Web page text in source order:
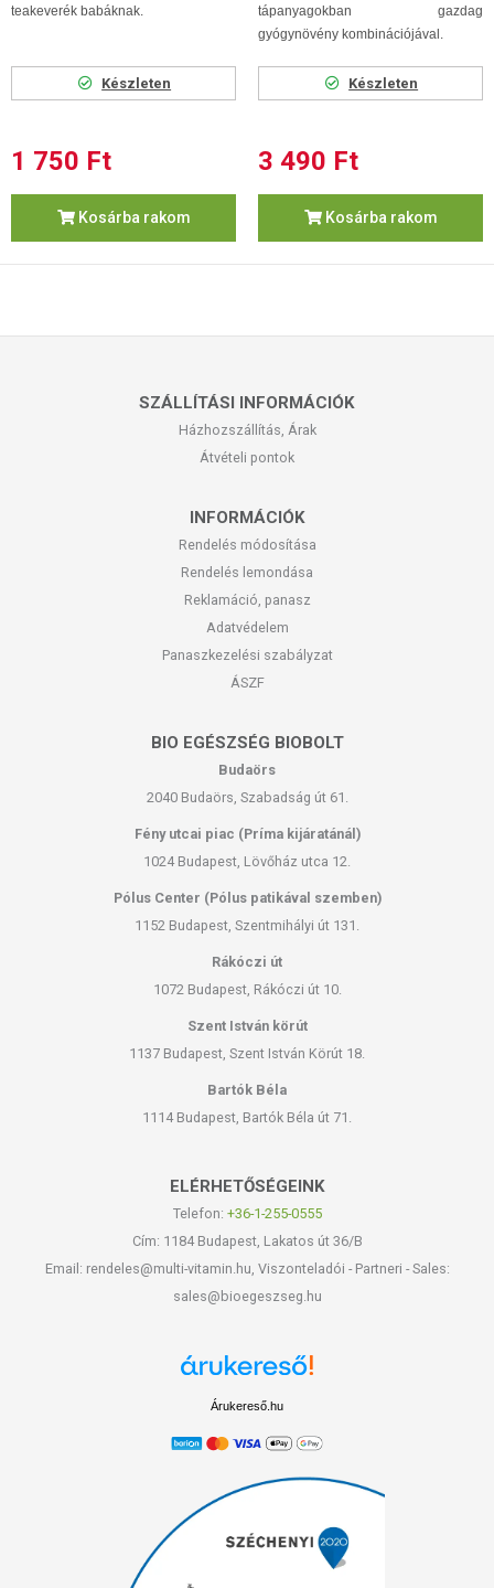
teakeverék babáknak.
Készleten
1 750 Ft
Kosárba rakom
tápanyagokban gazdag
gyógynövény kombinációjával.
Készleten
3 490 Ft
Kosárba rakom
SZÁLLÍTÁSI INFORMÁCIÓK
Házhozszállítás, Árak
Átvételi pontok
INFORMÁCIÓK
Rendelés módosítása
Rendelés lemondása
Reklamáció, panasz
Adatvédelem
Panaszkezelési szabályzat
ÁSZF
BIO EGÉSZSÉG BIOBOLT
Budaörs
2040 Budaörs, Szabadság út 61.
Fény utcai piac (Príma kijáratánál)
1024 Budapest, Lövőház utca 12.
Pólus Center (Pólus patikával szemben)
1152 Budapest, Szentmihályi út 131.
Rákóczi út
1072 Budapest, Rákóczi út 10.
Szent István körút
1137 Budapest, Szent István Körút 18.
Bartók Béla
1114 Budapest, Bartók Béla út 71.
ELÉRHETŐSÉGEINK
Telefon: +36-1-255-0555
Cím: 1184 Budapest, Lakatos út 36/B
Email: rendeles@multi-vitamin.hu, Viszonteladói - Partneri - Sales:
sales@bioegeszseg.hu
Árukereső.hu